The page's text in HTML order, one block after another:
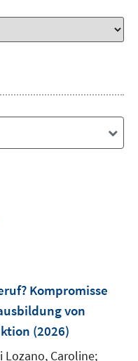
Kompromisse
von
(2026)
Lozano, Caroline;